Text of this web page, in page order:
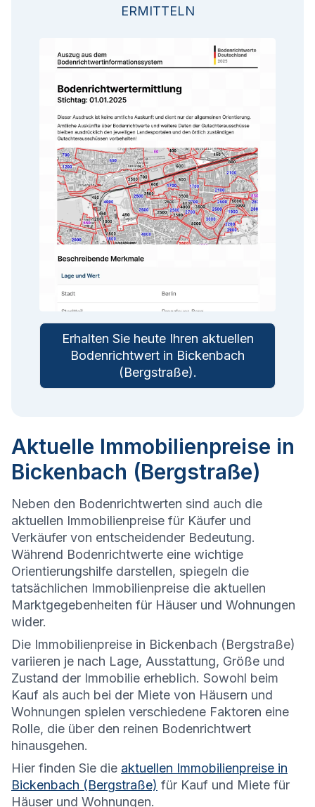
ERMITTELN
Erhalten Sie heute Ihren aktuellen
Bodenrichtwert in Bickenbach
(Bergstraße).
Aktuelle Immobilienpreise in
Bickenbach (Bergstraße)
Neben den Bodenrichtwerten sind auch die
aktuellen Immobilienpreise für Käufer und
Verkäufer von entscheidender Bedeutung.
Während Bodenrichtwerte eine wichtige
Orientierungshilfe darstellen, spiegeln die
tatsächlichen Immobilienpreise die aktuellen
Marktgegebenheiten für Häuser und Wohnungen
wider.
Die Immobilienpreise in Bickenbach (Bergstraße)
variieren je nach Lage, Ausstattung, Größe und
Zustand der Immobilie erheblich. Sowohl beim
Kauf als auch bei der Miete von Häusern und
Wohnungen spielen verschiedene Faktoren eine
Rolle, die über den reinen Bodenrichtwert
hinausgehen.
Hier finden Sie die aktuellen Immobilienpreise in
Bickenbach (Bergstraße) für Kauf und Miete für
Häuser und Wohnungen.